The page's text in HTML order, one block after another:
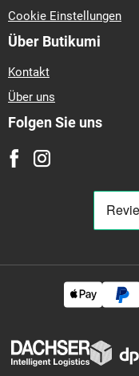
Cookie Einstellungen
Über Butikumi
Kontakt
Über uns
Folgen Sie uns